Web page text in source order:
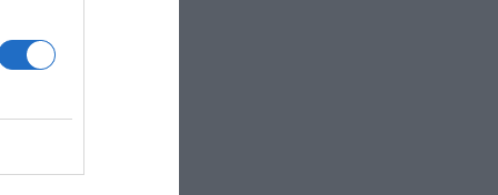
de
de
Si
a